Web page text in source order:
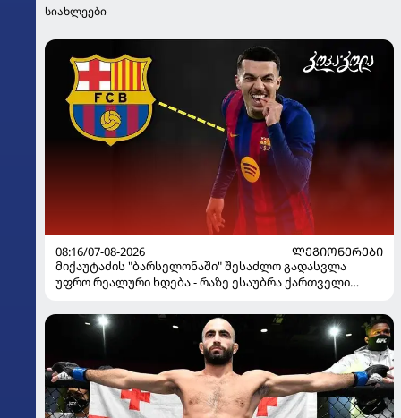
სიახლეები
08:16/07-08-2026
ᲚᲔᲒᲘᲝᲜᲔᲠᲔᲑᲘ
მიქაუტაძის "ბარსელონაში" შესაძლო გადასვლა
უფრო რეალური ხდება - რაზე ესაუბრა ქართველი